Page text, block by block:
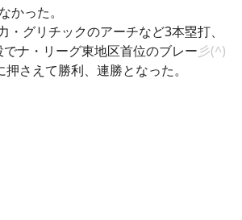
かった。
・グリチックのアーチなど3本塁打、
ナ・リーグ東地区首位のブレー彡(^)
さえて勝利、連勝となった。